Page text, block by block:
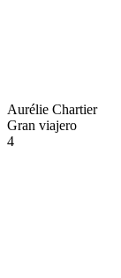
Aurélie Chartier
Gran viajero
4